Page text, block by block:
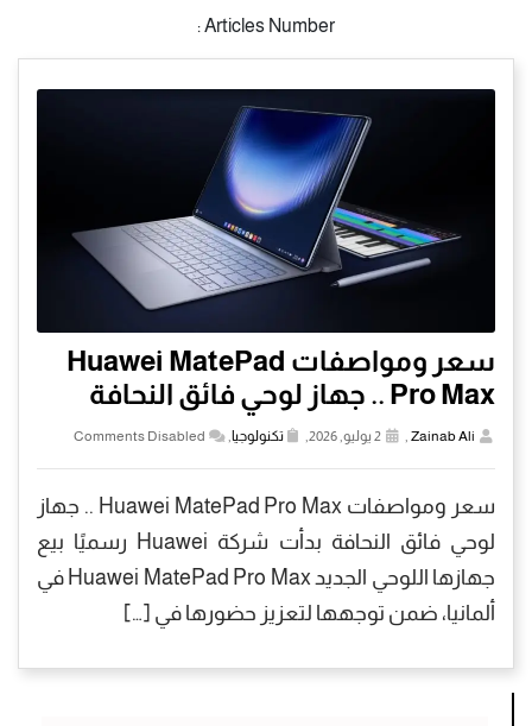
Articles Number :
سعر ومواصفات Huawei MatePad
Pro Max .. جهاز لوحي فائق النحافة
Zainab Ali
, تكنولوجيا,
Comments Disabled
سعر ومواصفات Huawei MatePad Pro Max .. جهاز
لوحي فائق النحافة بدأت شركة Huawei رسميًا بيع
جهازها اللوحي الجديد Huawei MatePad Pro Max في
ألمانيا، ضمن توجهها لتعزيز حضورها في […]